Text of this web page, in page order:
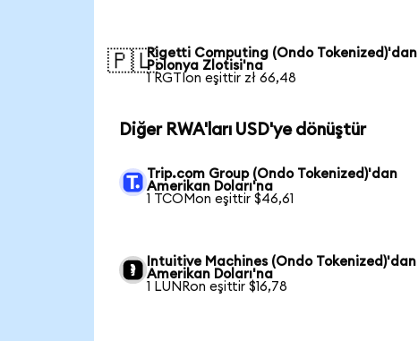
🇵🇱Rigetti Computing (Ondo Tokenized)'dan
Polonya Zlotisi'na
1 RGTIon eşittir zł 66,48
Diğer RWA'ları USD'ye dönüştür
Trip.com Group (Ondo Tokenized)'dan
Amerikan Doları'na
1 TCOMon eşittir $46,61
Intuitive Machines (Ondo Tokenized)'dan
Amerikan Doları'na
1 LUNRon eşittir $16,78